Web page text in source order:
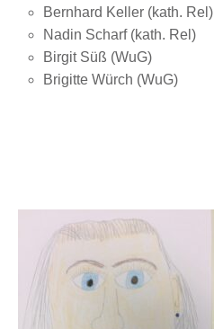
Bernhard Keller (kath. Rel)
Nadin Scharf (kath. Rel)
Birgit Süß (WuG)
Brigitte Würch (WuG)